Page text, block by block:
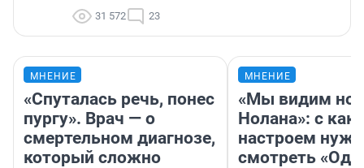
31 572 23
МНЕНИЕ
«Спуталась речь, понес
пургу». Врач — о
смертельном диагнозе,
который сложно
МНЕНИЕ
«Мы видим
Нолана»: с
настроем
смотреть